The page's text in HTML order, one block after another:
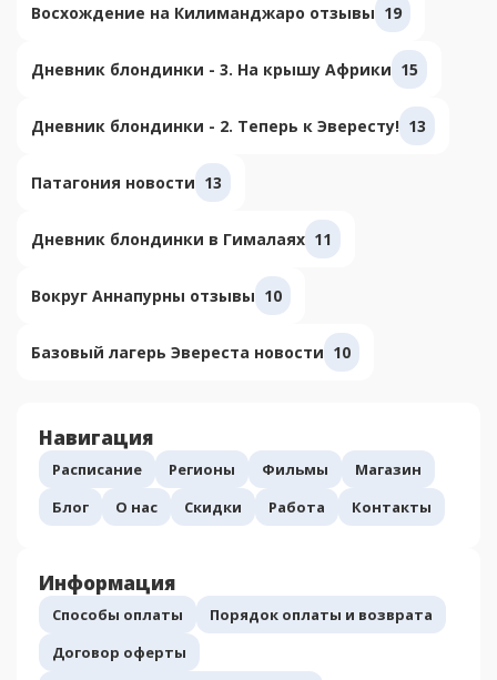
Восхождение на Килиманджаро отзывы 19
Дневник блондинки - 3. На крышу Африки 15
Дневник блондинки - 2. Теперь к Эвересту! 13
Патагония новости 13
Дневник блондинки в Гималаях 11
Вокруг Аннапурны отзывы 10
Базовый лагерь Эвереста новости 10
Навигация
Расписание Регионы Фильмы
Магазин
Блог
О нас Скидки Работа Контакты
Информация
Способы оплаты
Порядок оплаты и возврата
Договор оферты